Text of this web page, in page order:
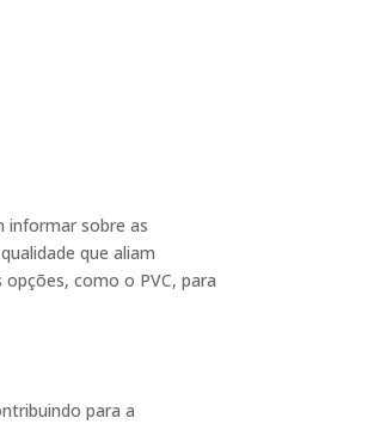
informar sobre as
que aliam
como o PVC, para
para a